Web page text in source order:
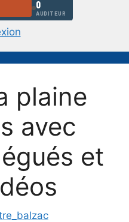
plaine
avec
et